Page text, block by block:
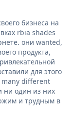
бизнеса на
rbia shades
они wanted,
продукта,
для этого
many different
один из них
и трудным в